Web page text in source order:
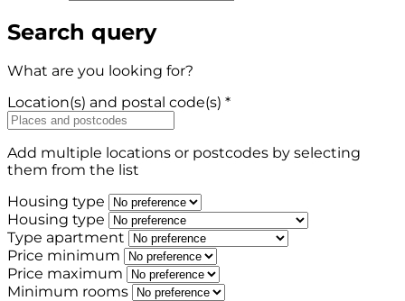
Search query
What are you looking for?
Location(s) and postal code(s) *
Add multiple locations or postcodes by selecting
them from the list
Housing type
Housing type
Type apartment
Price minimum
Price maximum
Minimum rooms